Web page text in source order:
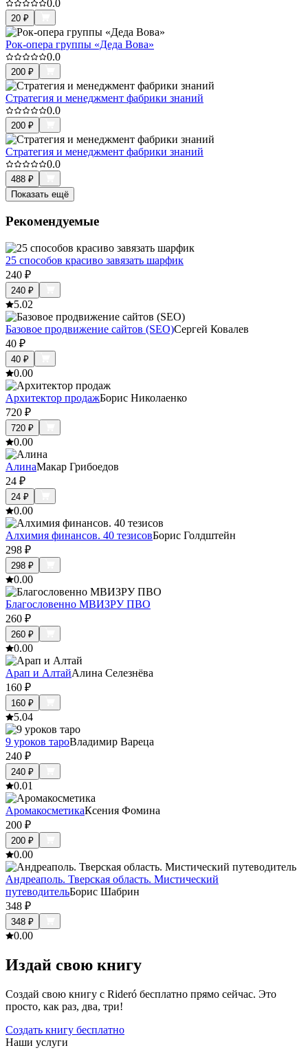
0.0
20 ₽
Рок-опера группы «Деда Вова»
0.0
200 ₽
Стратегия и менеджмент фабрики знаний
0.0
200 ₽
Стратегия и менеджмент фабрики знаний
0.0
488 ₽
Показать ещё
Рекомендуемые
25 способов красиво завязать шарфик
240 ₽
240 ₽
5.02
Базовое продвижение сайтов (SEO)Сергей Ковалев
40 ₽
40 ₽
0.00
Архитектор продажБорис Николаенко
720 ₽
720 ₽
0.00
АлинаМакар Грибоедов
24 ₽
24 ₽
0.00
Алхимия финансов. 40 тезисовБорис Голдштейн
298 ₽
298 ₽
0.00
Благословенно МВИЗРУ ПВО
260 ₽
260 ₽
0.00
Арап и АлтайАлина Селезнёва
160 ₽
160 ₽
5.04
9 уроков тароВладимир Вареца
240 ₽
240 ₽
0.01
АромакосметикаКсения Фомина
200 ₽
200 ₽
0.00
Андреаполь. Тверская область. Мистический
путеводительБорис Шабрин
348 ₽
348 ₽
0.00
Издай свою книгу
Создай свою книгу с Rideró бесплатно прямо сейчас. Это
просто, как раз, два, три!
Создать книгу бесплатно
Наши услуги